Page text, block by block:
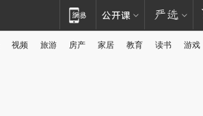
视频 旅游 房产 家居 教育 读书 游戏